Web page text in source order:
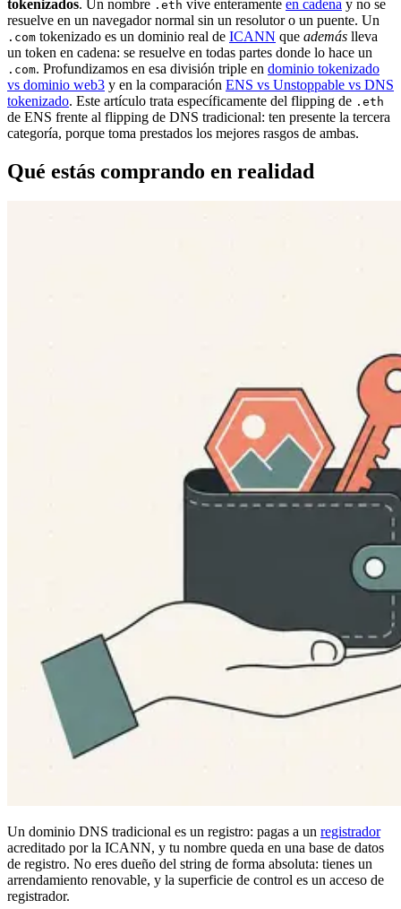
tokenizados. Un nombre .eth vive enteramente en cadena y no se
resuelve en un navegador normal sin un resolutor o un puente. Un
.com tokenizado es un dominio real de ICANN que además lleva
un token en cadena: se resuelve en todas partes donde lo hace un
.com. Profundizamos en esa división triple en dominio tokenizado
vs dominio web3 y en la comparación ENS vs Unstoppable vs DNS
tokenizado. Este artículo trata específicamente del flipping de .eth
de ENS frente al flipping de DNS tradicional: ten presente la tercera
categoría, porque toma prestados los mejores rasgos de ambas.
Qué estás comprando en realidad
Un dominio DNS tradicional es un registro: pagas a un registrador
acreditado por la ICANN, y tu nombre queda en una base de datos
de registro. No eres dueño del string de forma absoluta: tienes un
arrendamiento renovable, y la superficie de control es un acceso de
registrador.